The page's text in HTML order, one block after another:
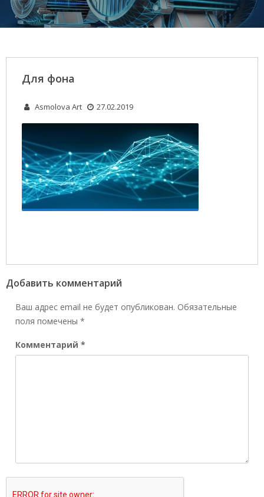
Для фона
Asmolova Art 27.02.2019
Добавить комментарий
Ваш адрес email не будет опубликован. Обязательные
поля помечены *
Комментарий *